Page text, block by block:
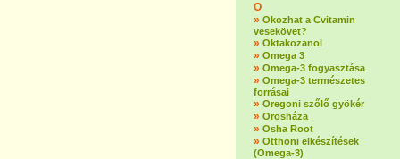
O
» Okozhat a Cvitamin
vesekövet?
» Oktakozanol
» Omega 3
» Omega-3 fogyasztása
» Omega-3 természetes
forrásai
» Oregoni szőlő gyökér
» Orosháza
» Osha Root
» Otthoni elkészítések
(Omega-3)